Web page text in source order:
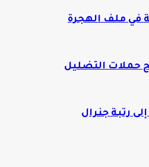
في ملف الهجرة
حملات التضليل
رتبة جنرال